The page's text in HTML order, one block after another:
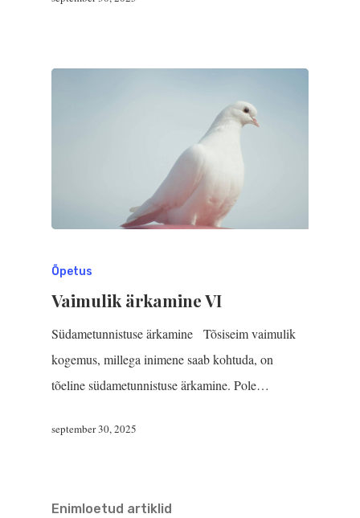
Õpetus
Vaimulik ärkamine VI
Südametunnistuse ärkamine Tõsiseim vaimulik
koge­mus, millega inimene saab kohtuda, on
tõeline südametunnistuse ärkamine. Pole…
september 30, 2025
Enimloetud artiklid